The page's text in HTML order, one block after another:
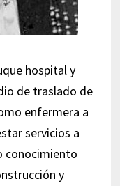
hospital y
de traslado de
enfermera a
servicios a
conocimiento
y